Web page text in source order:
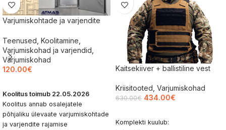
Varjumiskohtade ja varjendite
Teenused Koolitamine
Varjumiskohad ja varjendid
Varjumiskohad
120.00€
Koolitus toimub 22.05.2026
Koolitus annab osalejatele
põhjaliku ülevaate varjumiskohtade
ja varjendite rajamise
Kaitsekiiver + ballistiline vest
Kriisitooted Varjumiskohad
630.00€ 434.00€
Komplekti kuulub: